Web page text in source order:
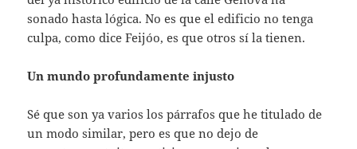
sonado hasta lógica. No es que el edificio no tenga
culpa, como dice Feijóo, es que otros sí la tienen.
Un mundo profundamente injusto
Sé que son ya varios los párrafos que he titulado de
un modo similar, pero es que no dejo de